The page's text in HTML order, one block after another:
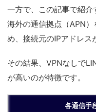
一方で、この記事で紹介
海外の通信拠点（APN
め、接続元のIPアドレス
その結果、VPNなしで
が高いのが特徴です。
各通信手